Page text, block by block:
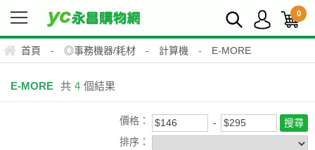
0
首頁 - ◎事務機器/耗材 - 計算機 - E-MORE
E-MORE 共 4 個結果
價格：
排序：